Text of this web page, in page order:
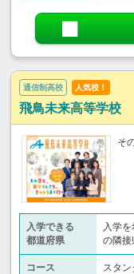
通信制高校 人気校！
飛鳥未来高等学校
そ
入学できる
都道府県
入学
の隣接
コース
スタ